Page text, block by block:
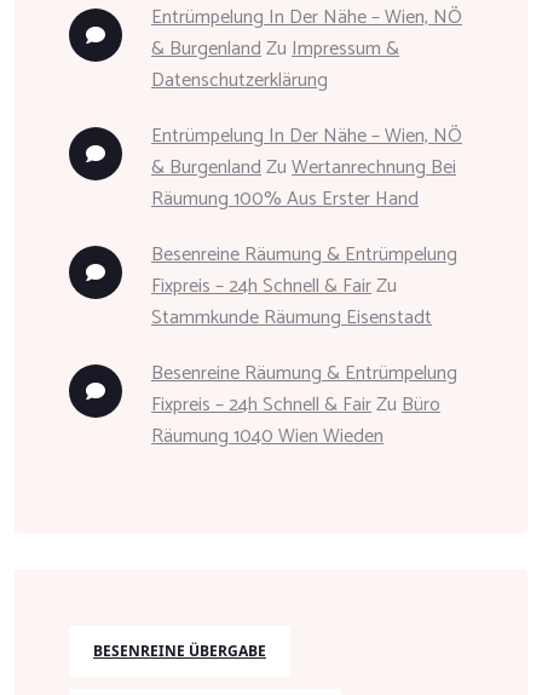
Entrümpelung In Der Nähe – Wien, NÖ
& BurgenlandZuImpressum &
Datenschutzerklärung
Entrümpelung In Der Nähe – Wien, NÖ
& BurgenlandZuWertanrechnung Bei
Räumung 100% Aus Erster Hand
Besenreine Räumung & Entrümpelung
Fixpreis – 24h Schnell & FairZu
Stammkunde Räumung Eisenstadt
Besenreine Räumung & Entrümpelung
Fixpreis – 24h Schnell & FairZuBüro
Räumung 1040 Wien Wieden
BESENREINE ÜBERGABE